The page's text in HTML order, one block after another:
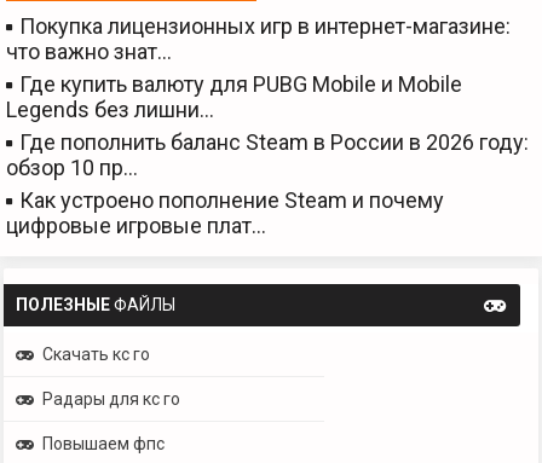
Покупка лицензионных игр в интернет-магазине:
что важно знат…
Где купить валюту для PUBG Mobile и Mobile
Legends без лишни…
Где пополнить баланс Steam в России в 2026 году:
обзор 10 пр…
Как устроено пополнение Steam и почему
цифровые игровые плат…
ПОЛЕЗНЫЕФАЙЛЫ
Скачать кс го
Радары для кс го
Повышаем фпс